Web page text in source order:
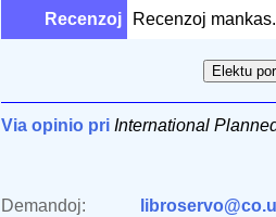
Recenzoj Recenzoj mankas.
Via opinio pri International
Demandoj: